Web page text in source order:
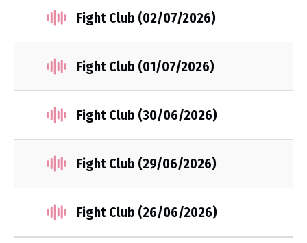
Fight Club (02/07/2026)
Fight Club (01/07/2026)
Fight Club (30/06/2026)
Fight Club (29/06/2026)
Fight Club (26/06/2026)